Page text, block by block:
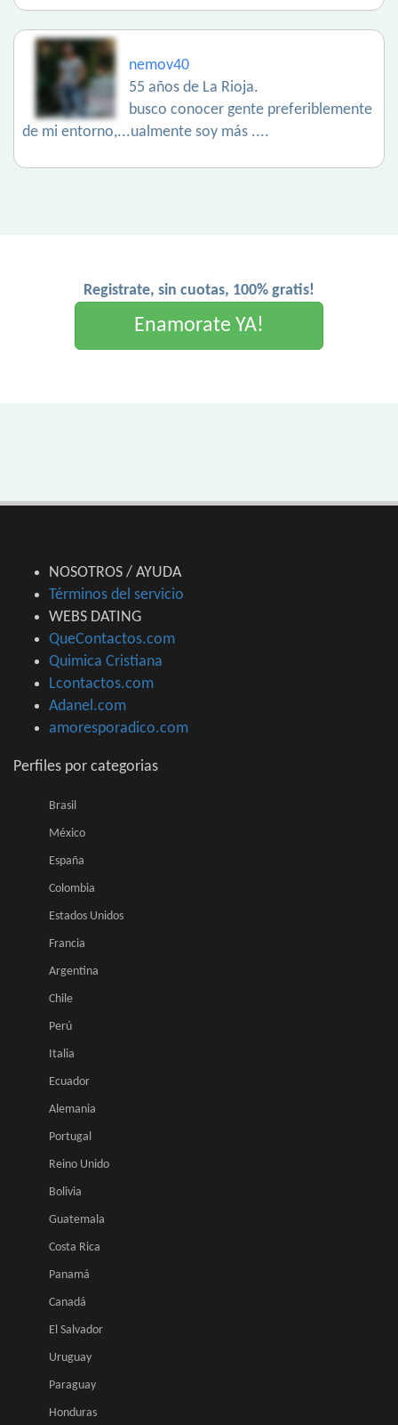
nemov40
55 años de La Rioja.
busco conocer gente preferiblemente
de mi entorno,...ualmente soy más ....
Registrate, sin cuotas, 100% gratis!
Enamorate YA!
NOSOTROS / AYUDA
Términos del servicio
WEBS DATING
QueContactos.com
Quimica Cristiana
Lcontactos.com
Adanel.com
amoresporadico.com
Perfiles por categorias
Brasil
México
España
Colombia
Estados Unidos
Francia
Argentina
Chile
Perú
Italia
Ecuador
Alemania
Portugal
Reino Unido
Bolivia
Guatemala
Costa Rica
Panamá
Canadá
El Salvador
Uruguay
Paraguay
Honduras